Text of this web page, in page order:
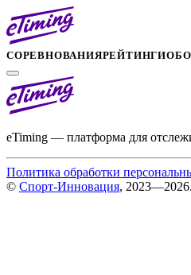
СОРЕВНОВАНИЯРЕЙТИНГИ
eTiming — платформа для
Политика обработки
© Спорт-Инновация, 2023—2026.